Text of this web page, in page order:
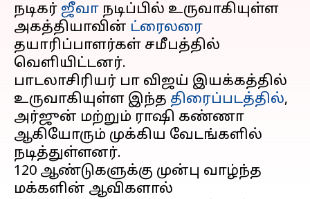
நடிகர் ஜீவா நடிப்பில் உருவாகியுள்ள
அகத்தியாவின் ட்ரைலரை
தயாரிப்பாளர்கள் சமீபத்தில்
வெளியிட்டனர்.
பாடலாசிரியர் பா விஜய் இயக்கத்தில்
உருவாகியுள்ள இந்த திரைப்படத்தில்,
அர்ஜுன் மற்றும் ராஷி கண்ணா
ஆகியோரும் முக்கிய வேடங்களில்
நடித்துள்ளனர்.
120 ஆண்டுகளுக்கு முன்பு வாழ்ந்த
மக்களின் ஆவிகளால்